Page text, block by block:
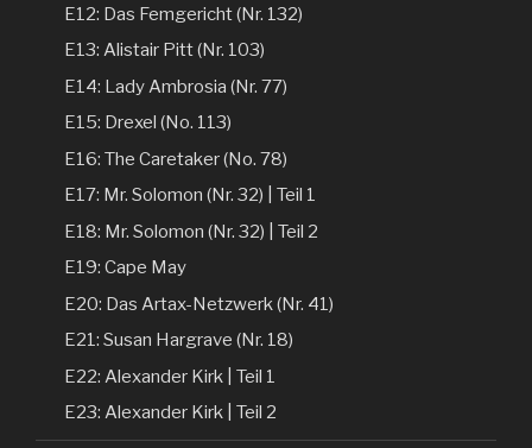
E12: Das Femgericht (Nr. 132)
E13: Alistair Pitt (Nr. 103)
E14: Lady Ambrosia (Nr. 77)
E15: Drexel (No. 113)
E16: The Caretaker (No. 78)
E17: Mr. Solomon (Nr. 32) | Teil 1
E18: Mr. Solomon (Nr. 32) | Teil 2
E19: Cape May
E20: Das Artax-Netzwerk (Nr. 41)
E21: Susan Hargrave (Nr. 18)
E22: Alexander Kirk | Teil 1
E23: Alexander Kirk | Teil 2